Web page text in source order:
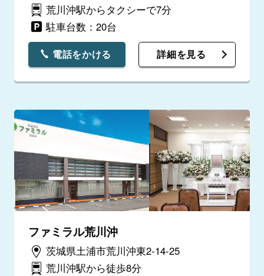
荒川沖駅からタクシーで7分
駐車台数：20台
電話をかける 詳細を見る
ファミラル荒川沖
茨城県土浦市荒川沖東2-14-25
荒川沖駅から徒歩8分